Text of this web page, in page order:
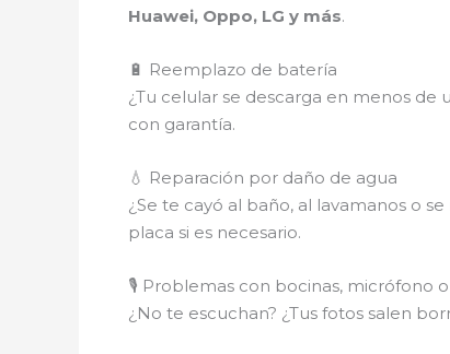
Huawei, Oppo, LG y más.
🔋 Reemplazo de batería
¿Tu celular se descarga en menos de
con garantía.
💧 Reparación por daño de agua
¿Se te cayó al baño, al lavamanos o
placa si es necesario.
🎙️ Problemas con bocinas, micrófono
¿No te escuchan? ¿Tus fotos salen